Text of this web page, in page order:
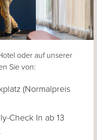
oder auf unserer
Sie von:
(Normalpreis
Check In ab 13